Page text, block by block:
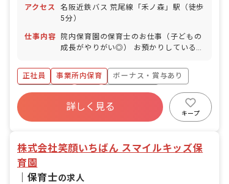
または4週4日以上の休日を付与）
アクセス
名阪近鉄バス 荒尾線「禾ノ森」駅（徒歩
5分）
仕事内容
院内保育園の保育士のお仕事（子どもの
成長がやりがい◎） お預かりしている子
食事・睡眠・排泄・清潔・衣類の着脱等
・集団生活を通じた社会性の装着 ・行事
の計画・実行、お知らせの作成
正社員 事業所内保育
ボーナス・賞与あり
社会保険完備
有給
福利厚生充実
昇給昇進あり
産休育休制度
詳しく見る
キープ
株式会社笑顔いちばん スマイルキッズ保
育園
保育士の求人